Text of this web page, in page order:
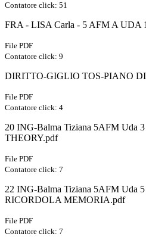
Contatore click: 51
FRA - LISA Carla - 5 AFM A UDA
File PDF
Contatore click: 9
DIRITTO-GIGLIO TOS-PIANO
File PDF
Contatore click: 4
20 ING-Balma Tiziana 5AFM Uda
THEORY.pdf
File PDF
Contatore click: 7
22 ING-Balma Tiziana 5AFM Uda
RICORDOLA MEMORIA.pdf
File PDF
Contatore click: 7